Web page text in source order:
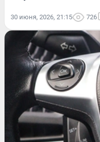
30 июня, 2026, 21:15 726